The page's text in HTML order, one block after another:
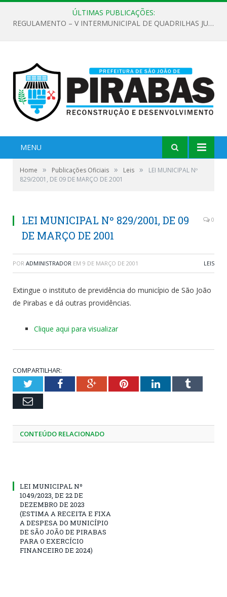
ÚLTIMAS PUBLICAÇÕES:
REGULAMENTO – V INTERMUNICIPAL DE QUADRILHAS JUNINAS 2026
MENU
Home » Publicações Oficiais » Leis »
LEI MUNICIPAL Nº
829/2001, DE 09 DE MARÇO DE 2001
LEI MUNICIPAL Nº 829/2001, DE 09
DE MARÇO DE 2001
0
POR ADMINISTRADOR EM 9 DE MARÇO DE 2001 LEIS
Extingue o instituto de previdência do município de São João
de Pirabas e dá outras providências.
Clique aqui para visualizar
COMPARTILHAR:
TwitterFacebookGoogle+PinterestLinkedInTumblr
Email
CONTEÚDO RELACIONADO
LEI MUNICIPAL Nº
1049/2023, DE 22 DE
DEZEMBRO DE 2023
(ESTIMA A RECEITA E FIXA
A DESPESA DO MUNICÍPIO
DE SÃO JOÃO DE PIRABAS
PARA O EXERCÍCIO
FINANCEIRO DE 2024)